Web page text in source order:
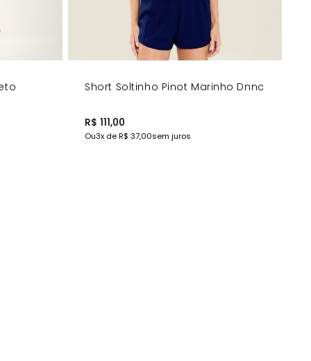
Short Soltinho Pinot Marinho Dnnc
R$ 111,00
Ou3x deR$ 37,00sem juros